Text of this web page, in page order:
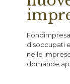
disoccupati
nelle
domande